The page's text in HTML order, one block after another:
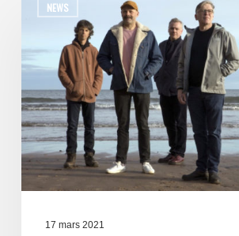
NEWS
17 mars 2021